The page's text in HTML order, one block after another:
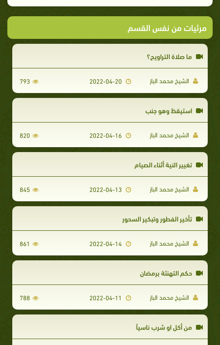
مرئيات من نفس القسم
ما صلاة التراويح؟
الشيخ محمد الباز 793
استيقظ وهو جنب
الشيخ محمد الباز 820
تغيير النية أثناء الصيام
الشيخ محمد الباز 845
تأخير الفطور وتبكير السحور
الشيخ محمد الباز 861
حكم التهنئة برمضان
الشيخ محمد الباز 788
من أكل او شرب ناسياً